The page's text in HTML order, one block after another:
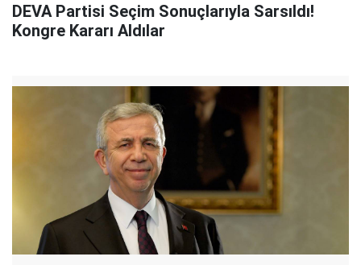
DEVA Partisi Seçim Sonuçlarıyla Sarsıldı!
Kongre Kararı Aldılar